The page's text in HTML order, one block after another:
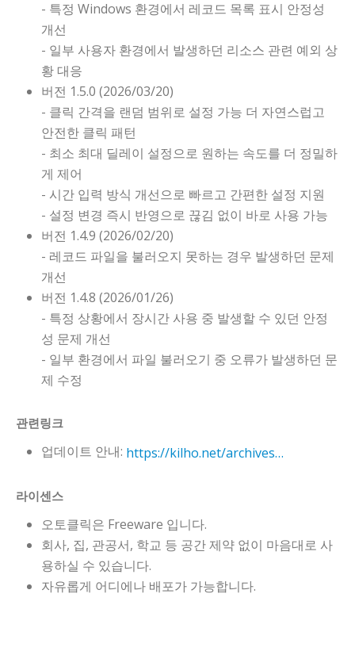
- 특정 Windows 환경에서 레코드 목록 표시 안정성
개선
- 일부 사용자 환경에서 발생하던 리소스 관련 예외 상
황 대응
버전 1.5.0 (2026/03/20)
- 클릭 간격을 랜덤 범위로 설정 가능 더 자연스럽고
안전한 클릭 패턴
- 최소 최대 딜레이 설정으로 원하는 속도를 더 정밀하
게 제어
- 시간 입력 방식 개선으로 빠르고 간편한 설정 지원
- 설정 변경 즉시 반영으로 끊김 없이 바로 사용 가능
버전 1.4.9 (2026/02/20)
- 레코드 파일을 불러오지 못하는 경우 발생하던 문제
개선
버전 1.4.8 (2026/01/26)
- 특정 상황에서 장시간 사용 중 발생할 수 있던 안정
성 문제 개선
- 일부 환경에서 파일 불러오기 중 오류가 발생하던 문
제 수정
관련링크
업데이트 안내: https://kilho.net/archives/notice/2940
라이센스
오토클릭은 Freeware 입니다.
회사, 집, 관공서, 학교 등 공간 제약 없이 마음대로 사
용하실 수 있습니다.
자유롭게 어디에나 배포가 가능합니다.